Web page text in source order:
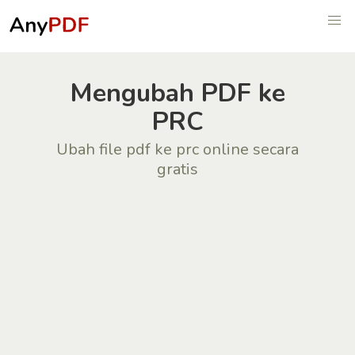
Mengubah PDF ke
PRC
Ubah file pdf ke prc online secara
gratis